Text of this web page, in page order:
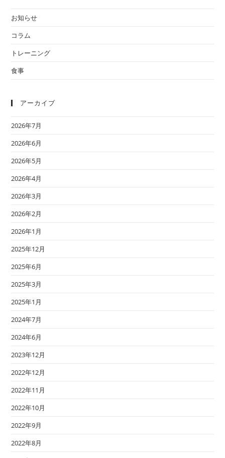
お知らせ
コラム
トレーニング
食事
アーカイブ
2026年7月
2026年6月
2026年5月
2026年4月
2026年3月
2026年2月
2026年1月
2025年12月
2025年6月
2025年3月
2025年1月
2024年7月
2024年6月
2023年12月
2022年12月
2022年11月
2022年10月
2022年9月
2022年8月